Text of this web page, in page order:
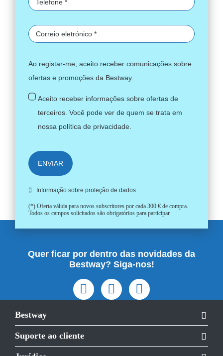
Ao registar-me, aceito receber comunicações sobre
ofertas e promoções da Bestway.
Aceito receber informações sobre ofertas de
terceiros. Você pode ver de quem se trata em
nossa política de privacidade.
ENVIAR
Informação sobre proteção de dados
(*) Oferta válida para novos subscritores por cada 300 € de compra.
Todos os campos solicitados são obrigatórios para participar.
Quer ficar por dentro das novidades da
Bestway? Siga-nos!
Bestway
Suporte ao cliente